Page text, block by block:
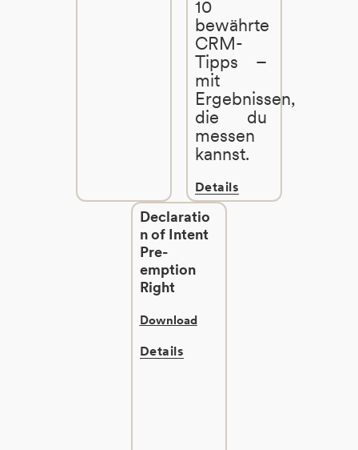
10
bewährte
CRM-
Tipps –
mit
Ergebnissen,
die du
messen
kannst.
Details
Declaratio
n of Intent
Pre-
emption
Right
Download
Details